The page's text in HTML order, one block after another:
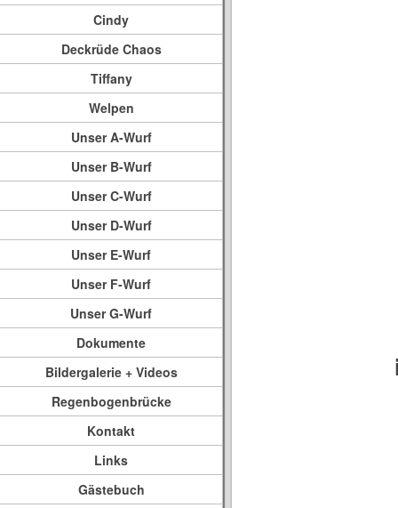
Cindy
Deckrüde Chaos
Tiffany
Welpen
Unser A-Wurf
Unser B-Wurf
Unser C-Wurf
Unser D-Wurf
Unser E-Wurf
Unser F-Wurf
Unser G-Wurf
Dokumente
Bildergalerie + Videos
Regenbogenbrücke
Kontakt
Links
Gästebuch